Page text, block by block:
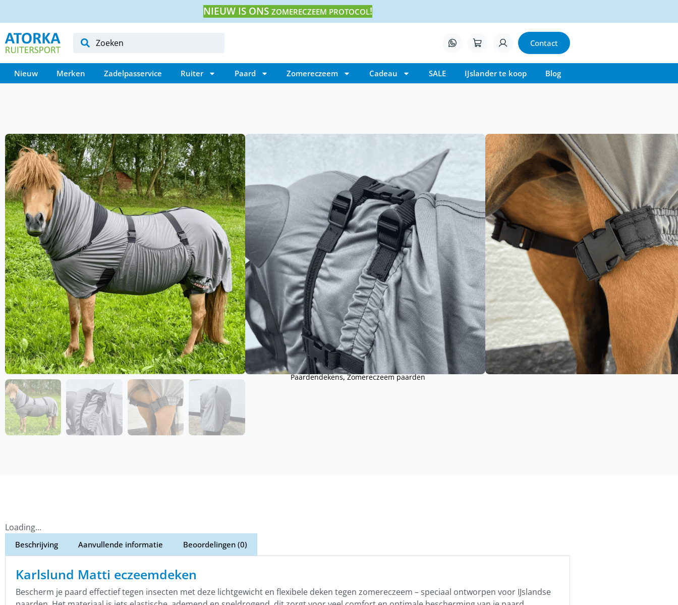
NIEUW IS ONS ZOMERECZEEM PROTOCOL!
Contact
Nieuw Merken Zadelpasservice Ruiter Paard Zomereczeem Cadeau SALE IJslander te koop Blog
Karlslund Matti eczeemdeken
€
Karlslund Matti eczeemdeken
Zomereczeem deken voor IJslandse paarden
En voor paarden met vergelijkbare maat
Toevoegen aan winkelwagen
Grootste collectie
Jodphur broeken
Gratis verzending
in Nederland
vanaf € 59,-*.
Unieke kennis van
IJslandse paarden
Categorieën: Eczeemdeken paard Eczeemdekens ,Nieuw, NIEUW Zomereczeem,
Paardendekens,Zomereczeem paarden
Loading...
Beschrijving Aanvullende informatie Beoordelingen (0)
Karlslund Matti eczeemdeken
Bescherm je paard effectief tegen insecten met deze lichtgewicht en flexibele deken tegen zomereczeem – speciaal ontworpen voor IJslandse